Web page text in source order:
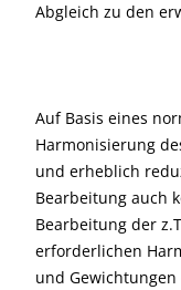
Abgleich zu den
Auf Basis eines
Harmonisierung
und erheblich
Bearbeitung auch
Bearbeitung der
erforderlichen
und